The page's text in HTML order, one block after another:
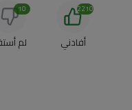
أفادني
2210
لم
10